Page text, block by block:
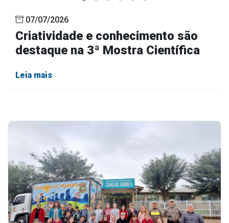
07/07/2026
Criatividade e conhecimento são
destaque na 3ª Mostra Científica
Leia mais